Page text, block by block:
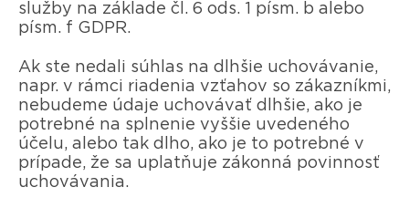
služby na základe čl. 6 ods. 1 písm. b alebo
písm. f GDPR.
Ak ste nedali súhlas na dlhšie uchovávanie,
napr. v rámci riadenia vzťahov so zákazníkmi,
nebudeme údaje uchovávať dlhšie, ako je
potrebné na splnenie vyššie uvedeného
účelu, alebo tak dlho, ako je to potrebné v
prípade, že sa uplatňuje zákonná povinnosť
uchovávania.